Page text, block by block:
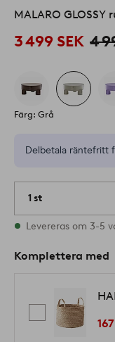
MALARO
3 499 SEK 4
Färg: Grå
Delbetala räntefritt
1 st
I lager
Levereras om 3-5
Komplettera med